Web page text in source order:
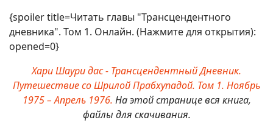
{spoiler title=Читать главы "Трансцендентного
дневника". Том 1. Онлайн. (Нажмите для открытия):
opened=0}
Хари Шаури дас - Трансцендентный Дневник.
Путешествие со Шрилой Прабхупадой. Том 1. Ноябрь
1975 – Апрель 1976. На этой странице вся книга,
файлы для скачивания.